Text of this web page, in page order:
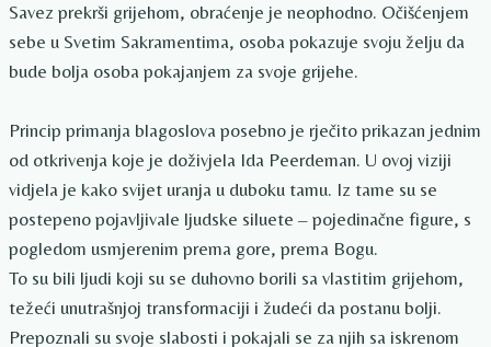
Savez prekrši grijehom, obraćenje je neophodno. Očišćenjem
sebe u Svetim Sakramentima, osoba pokazuje svoju želju da
bude bolja osoba pokajanjem za svoje grijehe.
Princip primanja blagoslova posebno je rječito prikazan jednim
od otkrivenja koje je doživjela Ida Peerdeman. U ovoj viziji
vidjela je kako svijet uranja u duboku tamu. Iz tame su se
postepeno pojavljivale ljudske siluete – pojedinačne figure, s
pogledom usmjerenim prema gore, prema Bogu.
To su bili ljudi koji su se duhovno borili sa vlastitim grijehom,
težeći unutrašnjoj transformaciji i žudeći da postanu bolji.
Prepoznali su svoje slabosti i pokajali se za njih sa iskrenom